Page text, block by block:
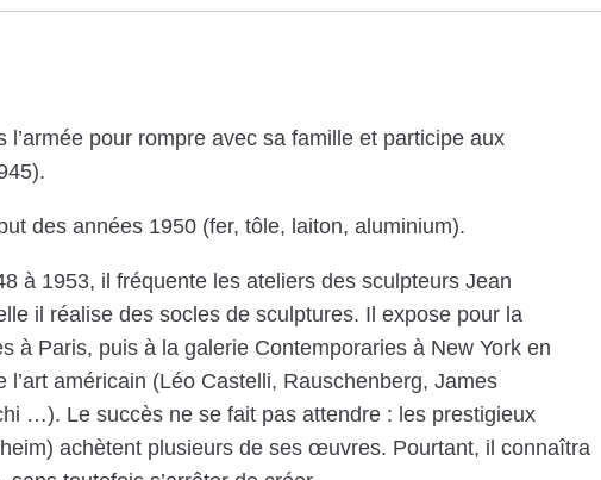
l’armée pour rompre avec sa famille et participe aux
des années 1950 (fer, tôle, laiton, aluminium).
à 1953, il fréquente les ateliers des sculpteurs Jean
il réalise des socles de sculptures. Il expose pour la
à Paris, puis à la galerie Contemporaries à New York en
américain (Léo Castelli, Rauschenberg, James
…). Le succès ne se fait pas attendre : les prestigieux
achètent plusieurs de ses œuvres. Pourtant, il connaîtra